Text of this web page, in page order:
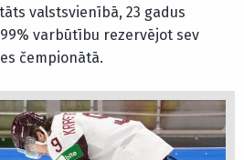
valstsvienībā, 23 gadus
varbūtību rezervējot sev
čempionātā.